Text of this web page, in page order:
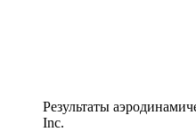
Результаты
Inc.